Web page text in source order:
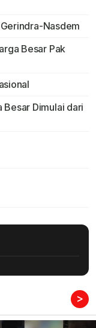
Nasdem
Besar Pak
Besar Dimulai dari
>